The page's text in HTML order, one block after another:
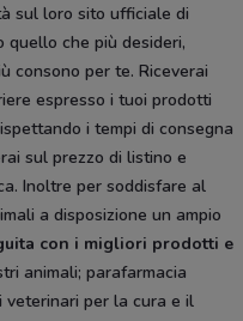
sul loro sito ufficiale di
quello che più desideri,
consono per te. Riceverai
espresso i tuoi prodotti
i tempi di consegna
sul prezzo di listino e
Inoltre per soddisfare al
a disposizione un ampio
con i migliori prodotti e
animali; parafarmacia
per la cura e il